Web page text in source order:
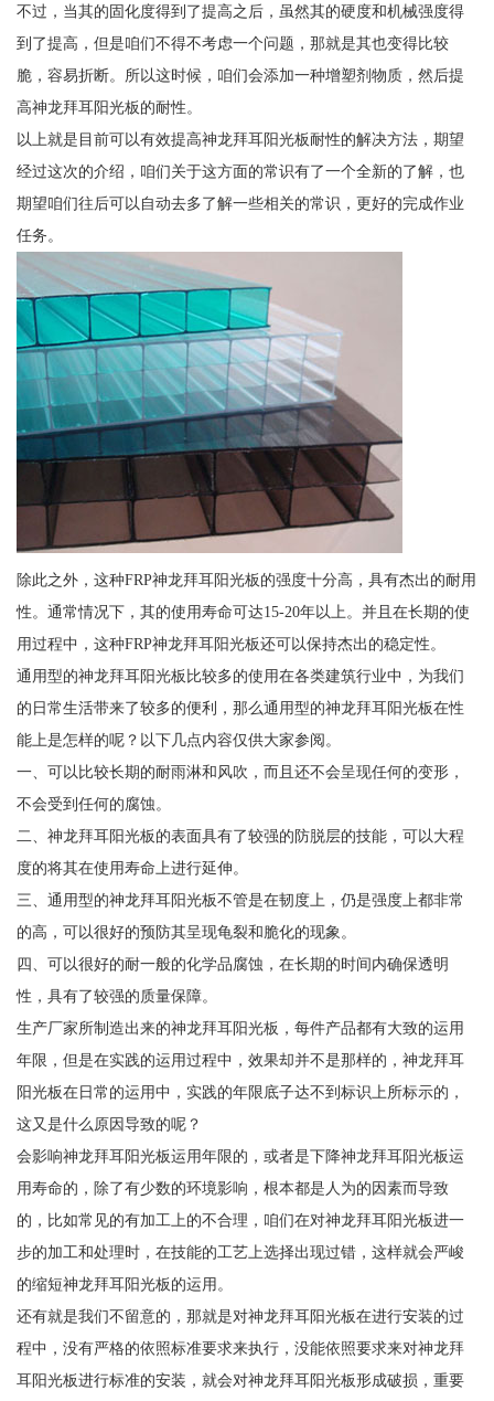
不过，当其的固化度得到了提高之后，虽然其的硬度和机械强度得
到了提高，但是咱们不得不考虑一个问题，那就是其也变得比较
脆，容易折断。所以这时候，咱们会添加一种增塑剂物质，然后提
高神龙拜耳阳光板的耐性。
以上就是目前可以有效提高神龙拜耳阳光板耐性的解决方法，期望
经过这次的介绍，咱们关于这方面的常识有了一个全新的了解，也
期望咱们往后可以自动去多了解一些相关的常识，更好的完成作业
任务。
除此之外，这种FRP神龙拜耳阳光板的强度十分高，具有杰出的耐用
性。通常情况下，其的使用寿命可达15-20年以上。并且在长期的使
用过程中，这种FRP神龙拜耳阳光板还可以保持杰出的稳定性。
通用型的神龙拜耳阳光板比较多的使用在各类建筑行业中，为我们
的日常生活带来了较多的便利，那么通用型的神龙拜耳阳光板在性
能上是怎样的呢？以下几点内容仅供大家参阅。
一、可以比较长期的耐雨淋和风吹，而且还不会呈现任何的变形，
不会受到任何的腐蚀。
二、神龙拜耳阳光板的表面具有了较强的防脱层的技能，可以大程
度的将其在使用寿命上进行延伸。
三、通用型的神龙拜耳阳光板不管是在韧度上，仍是强度上都非常
的高，可以很好的预防其呈现龟裂和脆化的现象。
四、可以很好的耐一般的化学品腐蚀，在长期的时间内确保透明
性，具有了较强的质量保障。
生产厂家所制造出来的神龙拜耳阳光板，每件产品都有大致的运用
年限，但是在实践的运用过程中，效果却并不是那样的，神龙拜耳
阳光板在日常的运用中，实践的年限底子达不到标识上所标示的，
这又是什么原因导致的呢？
会影响神龙拜耳阳光板运用年限的，或者是下降神龙拜耳阳光板运
用寿命的，除了有少数的环境影响，根本都是人为的因素而导致
的，比如常见的有加工上的不合理，咱们在对神龙拜耳阳光板进一
步的加工和处理时，在技能的工艺上选择出现过错，这样就会严峻
的缩短神龙拜耳阳光板的运用。
还有就是我们不留意的，那就是对神龙拜耳阳光板在进行安装的过
程中，没有严格的依照标准要求来执行，没能依照要求来对神龙拜
耳阳光板进行标准的安装，就会对神龙拜耳阳光板形成破损，重要